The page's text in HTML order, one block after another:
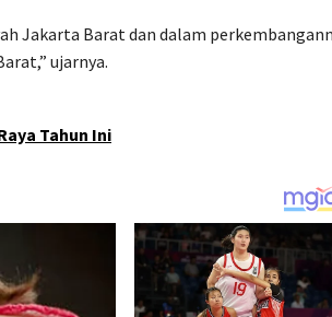
Jakarta Barat dan dalam
ujarnya.
Tahun Ini